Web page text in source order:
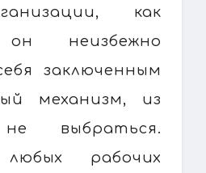
как
он неизбежно
заключенным
механизм, из
выбраться.
рабочих